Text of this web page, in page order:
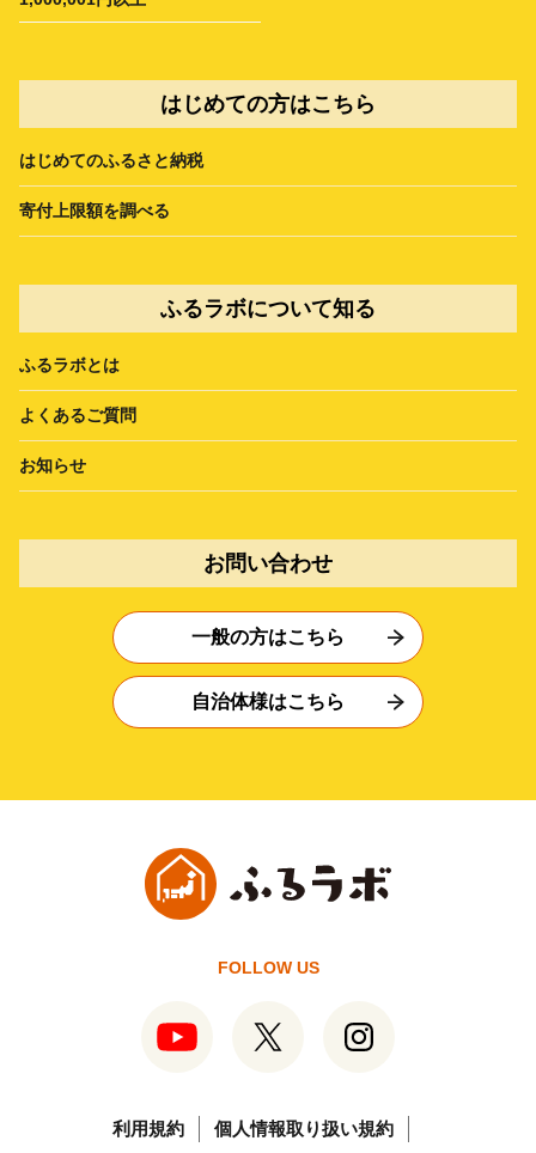
はじめての方はこちら
はじめてのふるさと納税
寄付上限額を調べる
ふるラボについて知る
ふるラボとは
よくあるご質問
お知らせ
お問い合わせ
一般の方はこちら
自治体様はこちら
FOLLOW US
利用規約 個人情報取り扱い規約